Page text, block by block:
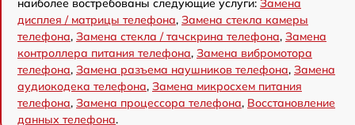
наиболее востребованы следующие услуги: Замена
дисплея / матрицы телефона, Замена стекла камеры
телефона, Замена стекла / тачскрина телефона, Замена
контроллера питания телефона, Замена вибромотора
телефона, Замена разъема наушников телефона, Замена
аудиокодека телефона, Замена микросхем питания
телефона, Замена процессора телефона, Восстановление
данных телефона.